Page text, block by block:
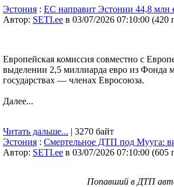
Эстония : ЕС направит Эстонии 44,8 млн
Автор: SETI.ee в 03/07/2026 07:10:00 (420
Европейская комиссия совместно с
выделении 2,5 миллиарда евро из Фонда
государствах — членах Евросоюза.
Далее...
Читать дальше... | 3270 байт
Эстония : Смертельное ДТП под Мууга:
Автор: SETI.ee в 03/07/2026 07:10:00 (605
Попавший в ДТП